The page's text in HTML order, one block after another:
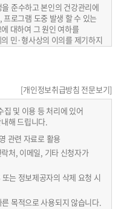
준수하고 본인의 건강관리에
로그램 도중 발생 할 수 있는
대하여 그 원인 여하를
민·형사상의 이의를 제기하지
프로그램 참여가 가능합니다.
바랍니다. 감사합니다.
[개인정보취급방침 전문보기]
및 이용 등 처리에 있어
해 드립니다.
관련 자료로 활용
처, 이메일, 기타 신청자가
는 정보제공자의 삭제 요청 시
목적으로 사용되지 않습니다.